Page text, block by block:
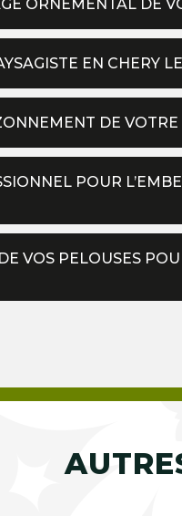
ORNEMENTAL DE
EN CHERY
DE
POUR
VOS PELOUSES